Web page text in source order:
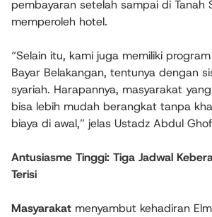
pembayaran setelah sampai di Tanah
memperoleh hotel.
“Selain itu, kami juga memiliki
Bayar Belakangan, tentunya dengan
syariah. Harapannya, masyarakat
bisa lebih mudah berangkat tanpa
biaya di awal,” jelas Ustadz Abdul
Antusiasme Tinggi: Tiga Jadwal
Terisi
Masyarakat menyambut kehadiran